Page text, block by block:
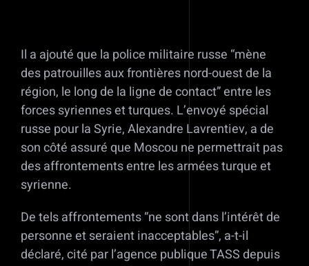
Il a ajouté que la police militaire russe “mène
des patrouilles aux frontières nord-ouest de la
région, le long de la ligne de contact” entre les
forces syriennes et turques. L’envoyé spécial
russe pour la Syrie, Alexandre Lavrentiev, a de
son côté assuré que Moscou ne permettrait pas
des affrontements entre les armées turque et
syrienne.
De tels affrontements “ne sont dans l’intérêt de
personne et seraient inacceptables”, a-t-il
déclaré, cité par l’agence publique TASS depuis